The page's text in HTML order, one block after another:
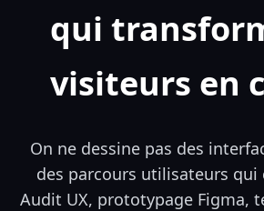
qui
visiteurs en
On ne dessine pas des
des parcours utilisateurs qui
Audit UX, prototypage Figma,